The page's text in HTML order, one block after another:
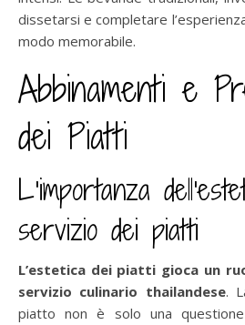
dissetarsi e completare
modo memorabile.
Abbinamenti e
dei Piatti
L’importanza
servizio dei piatti
L’estetica dei piatti gioca un
servizio culinario thailandese.
piatto non è solo una